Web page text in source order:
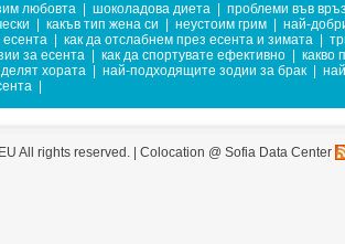
любовта шоколадова диета
проблеми във
какъв тип жена си неустоим грим
най-
есента
как да отслабнем през есента и зимата
за есента
как да спортувате ефективно
какво
хората
най-подходящите зодии за брак
All rights reserved. | Colocation @ Sofia Data Center